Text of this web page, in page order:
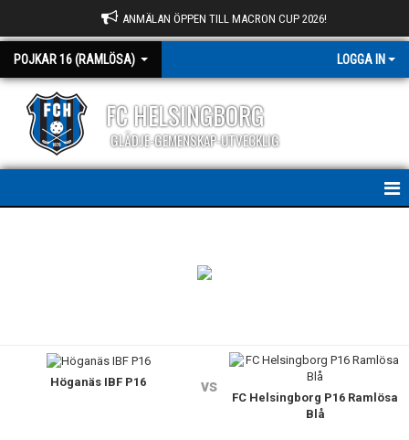
ANMÄLAN ÖPPEN TILL MACRON CUP 2026!
POJKAR 16 (RAMLÖSA) LOGGA IN
FC HELSINGBORG
GLÄDJE-GEMENSKAP-UTVECKLIG
TRUPPENHöganäs IBF P16 vs
FC Helsingborg P16 Ramlösa
Blå